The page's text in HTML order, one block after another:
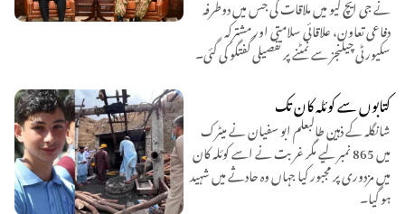
دفاعی تعاون، علاقائی سلامتی اور مشترکہ
سکیورٹی چیلنجز سے نمٹنے پر تفصیلی گفتگو کی گئی۔
کتابوں سے کوئلہ کان تک
شانگلہ کے ذہین طالبعلم ابو سفیان نے میٹرک
میں 865 نمبر لیے مگر غربت نے اسے کوئلہ کان
میں مزدوری پر مجبور کیا جہاں وہ حادثے میں شہید
ہو گیا۔